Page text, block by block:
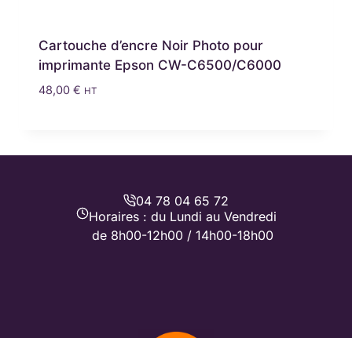
Cartouche d’encre Noir Photo pour
imprimante Epson CW-C6500/C6000
48,00 € HT
04 78 04 65 72
Horaires : du Lundi au Vendredi
de 8h00-12h00 / 14h00-18h00